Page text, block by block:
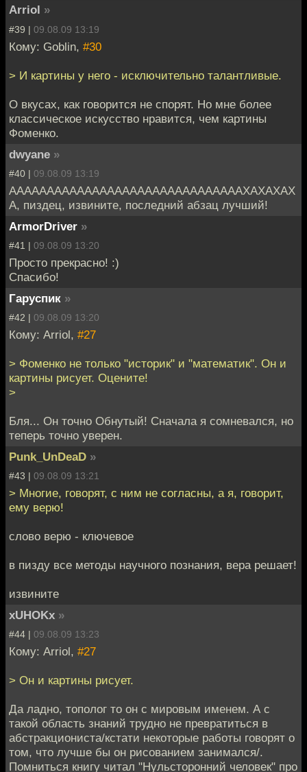
Arriol »
#39 | 09.08.09 13:19
Кому: Goblin, #30
> И картины у него - исключительно талантливые.
О вкусах, как говорится не спорят. Но мне более
классическое искусство нравится, чем картины
Фоменко.
dwyane »
#40 | 09.08.09 13:19
АААААААААААААААААААААААААААААААХАХАХАХ
А, пиздец, извините, последний абзац лучший!
ArmorDriver »
#41 | 09.08.09 13:20
Просто прекрасно! :)
Спасибо!
Гаруспик »
#42 | 09.08.09 13:20
Кому: Arriol, #27
> Фоменко не только "историк" и "математик". Он и
картины рисует. Оцените!
>
Бля... Он точно Обнутый! Сначала я сомневался, но
теперь точно уверен.
Punk_UnDeaD »
#43 | 09.08.09 13:21
> Многие, говорят, с ним не согласны, а я, говорит,
ему верю!
слово верю - ключевое
в пизду все методы научного познания, вера решает!
извините
xUHOKx »
#44 | 09.08.09 13:23
Кому: Arriol, #27
> Он и картины рисует.
Да ладно, тополог то он с мировым именем. А с
такой область знаний трудно не превратиться в
абстракциониста/кстати некоторые работы говорят о
том, что лучше бы он рисованием занимался/.
Помниться книгу читал "Нульсторонний человек" про